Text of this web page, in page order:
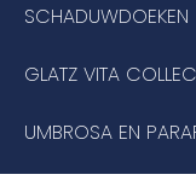
SCHADUWDOEKEN
GLATZ VITA
UMBROSA EN